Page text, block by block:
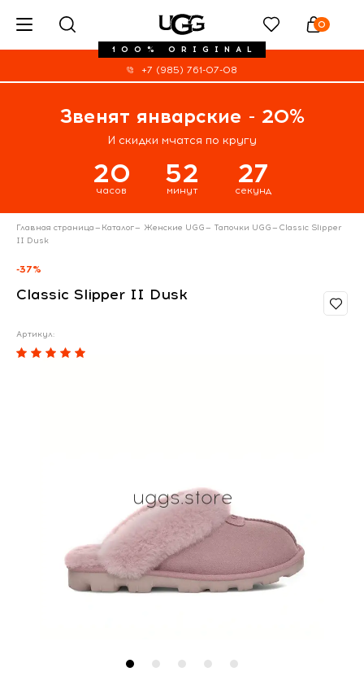
100% ORIGINAL
0
+7 (985) 761-07-08
Звенят январские - 20%
И скидки мчатся по кругу
20
часов
52
минут
27
секунд
Главная страница— Каталог— Женские UGG— Тапочки UGG— Classic Slipper
II Dusk
-37%
Classic Slipper II Dusk
Артикул: